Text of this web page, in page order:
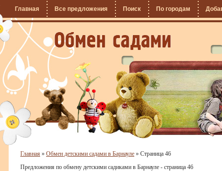
Главная Все предложения Поиск По городам
Главная » Обмен детскими садами в Барнауле » Страница 46
Предложения по обмену детскими садиками в Барнауле - страница 46